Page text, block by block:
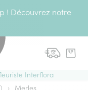
! Découvrez notre
Interflora
› Merles